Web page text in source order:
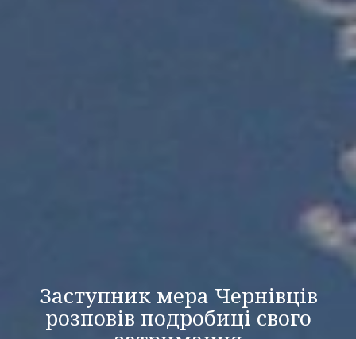
Заступник мера Чернівців
розповів подробиці свого